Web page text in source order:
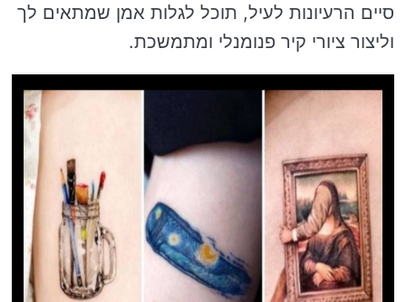
סיים הרעיונות לעיל, תוכל לגלות אמן שמתאים לך
וליצור ציורי קיר פנומנלי ומתמשכת.